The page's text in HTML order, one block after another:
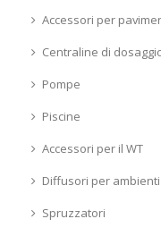
Accessori per
Centraline di
Pompe
Piscine
Accessori per il WT
Diffusori per ambienti
Spruzzatori